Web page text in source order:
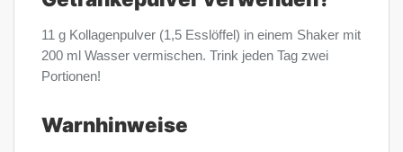
11 g Kollagenpulver (1,5 Esslöffel) in einem Shaker mit
200 ml Wasser vermischen. Trink jeden Tag zwei
Portionen!
Warnhinweise